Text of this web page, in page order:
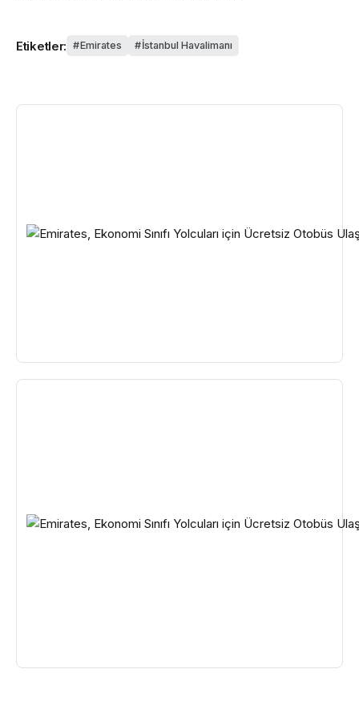
Etiketler: Emirates İstanbul Havalimanı